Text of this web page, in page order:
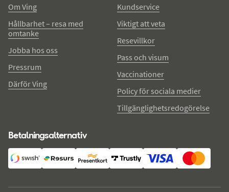
Om Ving
Hållbarhet – resa med
omtanke
Jobba hos oss
Pressrum
Därför Ving
Kundservice
Viktigt att veta
Resevillkor
Pass och visum
Vaccinationer
Policy för sociala medier
Tillgänglighetsredogörelse
Betalningsalternativ